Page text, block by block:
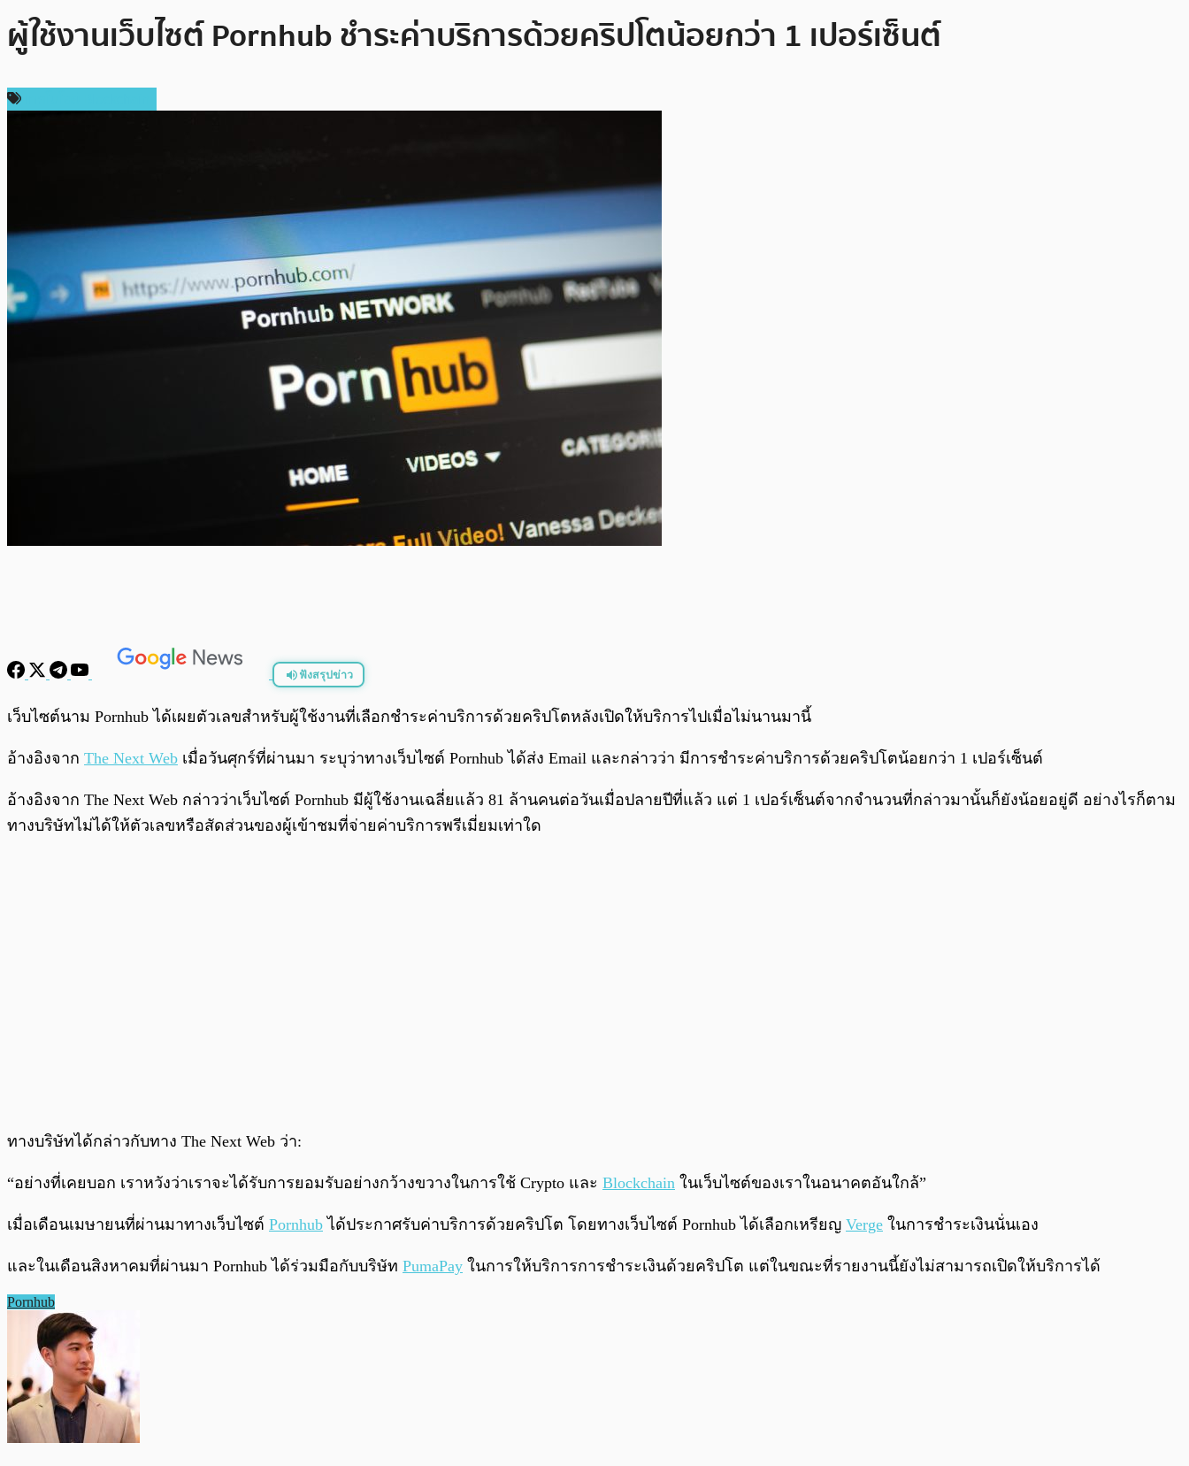
ผู้ใช้งานเว็บไซต์ Pornhub ชำระค่าบริการด้วยคริปโตน้อยกว่า 1 เปอร์เซ็นต์
ฟังสรุปข่าว
พร้อมเล่น
เว็บไซต์นาม Pornhub ได้เผยตัวเลขสำหรับผู้ใช้งานที่เลือกชำระค่าบริการด้วยคริปโตหลังเปิดให้บริการไปเมื่อไม่นานมานี้
อ้างอิงจาก The Next Web เมื่อวันศุกร์ที่ผ่านมา ระบุว่าทางเว็บไซต์ Pornhub ได้ส่ง Email และกล่าวว่า มีการชำระค่าบริการด้วยคริปโตน้อยกว่า 1 เปอร์เซ็นต์
อ้างอิงจาก The Next Web กล่าวว่าเว็บไซต์ Pornhub มีผู้ใช้งานเฉลี่ยแล้ว 81 ล้านคนต่อวันเมื่อปลายปีที่แล้ว แต่ 1 เปอร์เซ็นต์จากจำนวนที่กล่าวมานั้นก็ยังน้อยอยู่ดี อย่างไรก็ตาม
ทางบริษัทไม่ได้ให้ตัวเลขหรือสัดส่วนของผู้เข้าชมที่จ่ายค่าบริการพรีเมี่ยมเท่าใด
ทางบริษัทได้กล่าวกับทาง The Next Web ว่า:
“อย่างที่เคยบอก เราหวังว่าเราจะได้รับการยอมรับอย่างกว้างขวางในการใช้ Crypto และ Blockchain ในเว็บไซต์ของเราในอนาคตอันใกล้”
เมื่อเดือนเมษายนที่ผ่านมาทางเว็บไซต์ Pornhub ได้ประกาศรับค่าบริการด้วยคริปโต โดยทางเว็บไซต์ Pornhub ได้เลือกเหรียญ Verge ในการชำระเงินนั่นเอง
และในเดือนสิงหาคมที่ผ่านมา Pornhub ได้ร่วมมือกับบริษัท PumaPay ในการให้บริการการชำระเงินด้วยคริปโต แต่ในขณะที่รายงานนี้ยังไม่สามารถเปิดให้บริการได้
Pornhub